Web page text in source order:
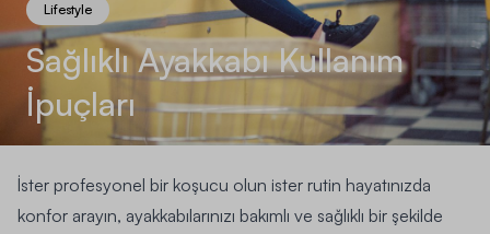
Lifestyle
Sağlıklı Ayakkabı Kullanım
İpuçları
İster profesyonel bir koşucu olun ister rutin hayatınızda
konfor arayın, ayakkabılarınızı bakımlı ve sağlıklı bir şekilde